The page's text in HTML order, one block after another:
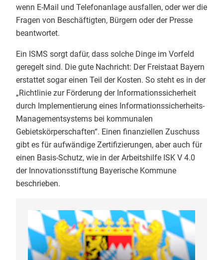
wenn E-Mail und Telefonanlage ausfallen, oder wer die
Fragen von Beschäftigten, Bürgern oder der Presse
beantwortet.
Ein ISMS sorgt dafür, dass solche Dinge im Vorfeld
geregelt sind. Die gute Nachricht: Der Freistaat Bayern
erstattet sogar einen Teil der Kosten. So steht es in der
„Richtlinie zur Förderung der Informationssicherheit
durch Implementierung eines Informationssicherheits-
Managementsystems bei kommunalen
Gebietskörperschaften“. Einen finanziellen Zuschuss
gibt es für aufwändige Zertifizierungen, aber auch für
einen Basis-Schutz, wie in der Arbeitshilfe ISK V 4.0
der Innovationsstiftung Bayerische Kommune
beschrieben.